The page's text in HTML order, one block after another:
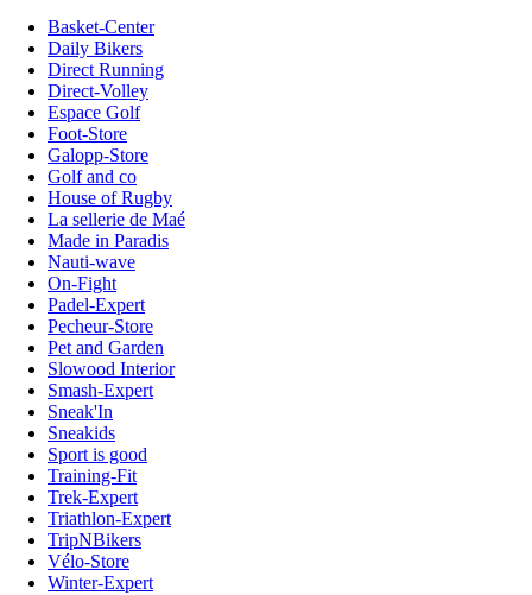
Basket-Center
Daily Bikers
Direct Running
Direct-Volley
Espace Golf
Foot-Store
Galopp-Store
Golf and co
House of Rugby
La sellerie de Maé
Made in Paradis
Nauti-wave
On-Fight
Padel-Expert
Pecheur-Store
Pet and Garden
Slowood Interior
Smash-Expert
Sneak'In
Sneakids
Sport is good
Training-Fit
Trek-Expert
Triathlon-Expert
TripNBikers
Vélo-Store
Winter-Expert